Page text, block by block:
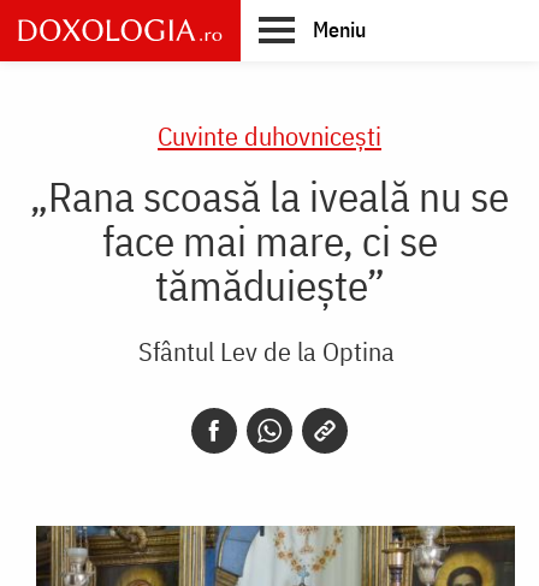
Skip
to
main
Meniu
Cuvinte duhovnicești
„Rana scoasă la iveală nu se
face mai mare, ci se
tămăduiește”
Sfântul Lev de la Optina